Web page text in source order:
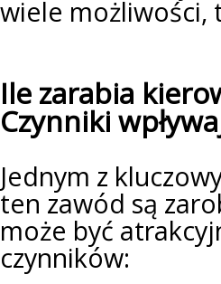
wiele
Ile zarabia
Czynniki
Jednym z
ten zawód są
może być
czynników: